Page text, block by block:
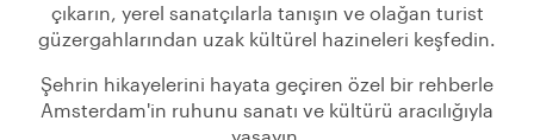
çıkarın, yerel sanatçılarla tanışın ve olağan turist
güzergahlarından uzak kültürel hazineleri keşfedin.
Şehrin hikayelerini hayata geçiren özel bir rehberle
Amsterdam'in ruhunu sanatı ve kültürü aracılığıyla